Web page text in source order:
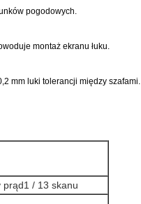
pogodowych.
montaż ekranu łuku.
mm luki tolerancji między szafami.
prąd1 / 13 skanu